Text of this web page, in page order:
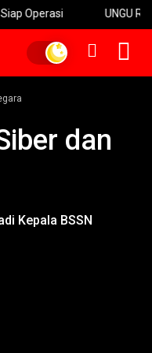
UNGU Rilis
dan
Kepala BSSN